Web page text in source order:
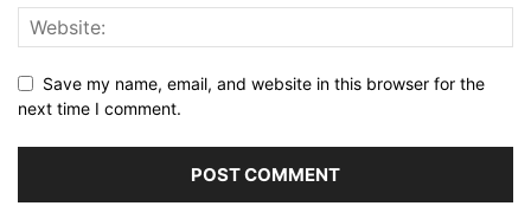
Save my name, email, and website in this browser for the
next time I comment.